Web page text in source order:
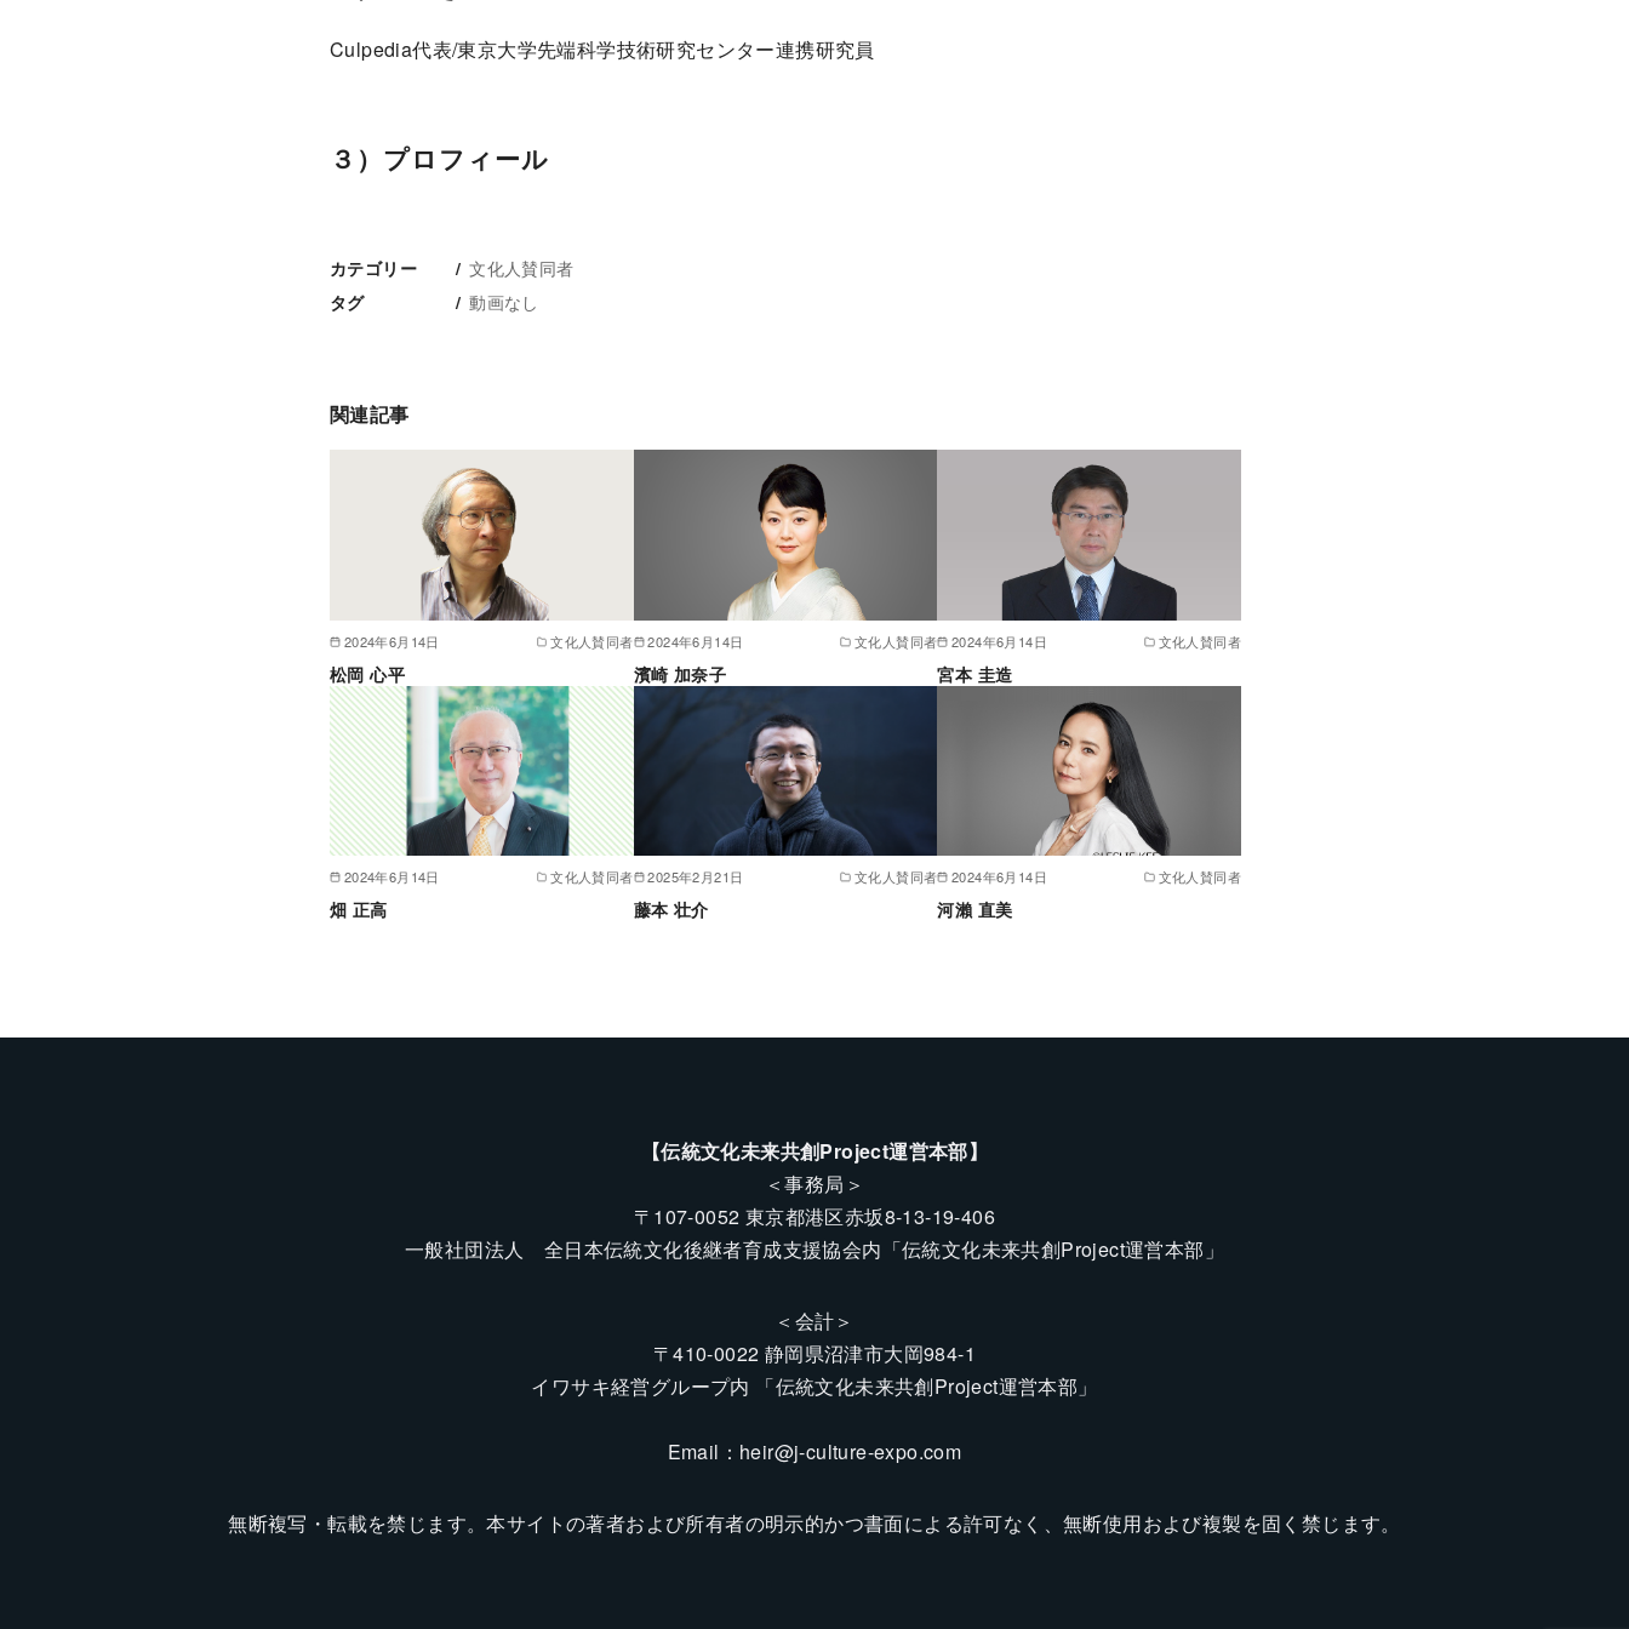
Culpedia代表/東京大学先端科学技術研究センター連携研究員
３）プロフィール
カテゴリー 文化人賛同者
タグ 動画なし
関連記事
2024年6月14日 文化人賛同者
松岡 心平
2024年6月14日 文化人賛同者
濱崎 加奈子
2024年6月14日 文化人賛同者
宮本 圭造
2024年6月14日 文化人賛同者
畑 正高
2025年2月21日 文化人賛同者
藤本 壮介
2024年6月14日 文化人賛同者
河瀨 直美
【伝統文化未来共創Project運営本部】
＜事務局＞
〒107-0052 東京都港区赤坂8-13-19-406
一般社団法人 全日本伝統文化後継者育成支援協会内「伝統文化未来共創Project運営本部」
＜会計＞
〒410-0022 静岡県沼津市大岡984-1
イワサキ経営グループ内 「伝統文化未来共創Project運営本部」
Email： heir@j-culture-expo.com
無断複写・転載を禁じます。本サイトの著者および所有者の明示的かつ書面による許可なく、無断使用および複製を固く禁じます。